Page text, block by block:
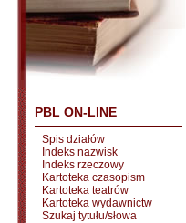
PBL ON-LINE
Spis działów
Indeks nazwisk
Indeks rzeczowy
Kartoteka czasopism
Kartoteka teatrów
Kartoteka wydawnictw
Szukaj tytułu/słowa